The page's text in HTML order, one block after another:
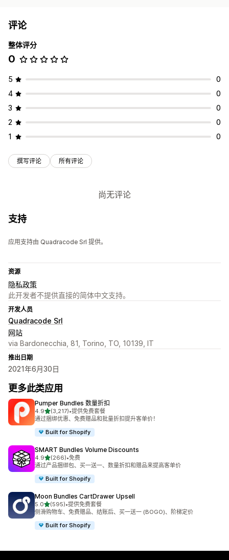
评论
整体评分
0
5
0
4
0
3
0
2
0
1
0
撰写评论 所有评论
尚无评论
支持
应用支持由 Quadracode Srl 提供。
资源
隐私政策
此开发者不提供直接的简体中文支持。
开发人员
Quadracode Srl
网站
via Bardonecchia, 81, Torino, TO, 10139, IT
推出日期
2021年6月30日
更多此类应用
Pumper Bundles 数量折扣
4.9星（满分 5 星）
(3,217)
总共 3217 条评论
•提供免费套餐
通过捆绑优惠、免费赠品和批量折扣提升客单价！
Built for Shopify
SMART Bundles Volume Discounts
4.9星（满分 5 星）
(266)
总共 266 条评论
•免费
通过产品捆绑包、买一送一、数量折扣和赠品来提高客单价
Built for Shopify
Moon Bundles CartDrawer Upsell
5.0星（满分 5 星）
(595)
总共 595 条评论
•提供免费套餐
侧滑购物车、免费赠品、结账后、买一送一 (BOGO)、阶梯定价
Built for Shopify